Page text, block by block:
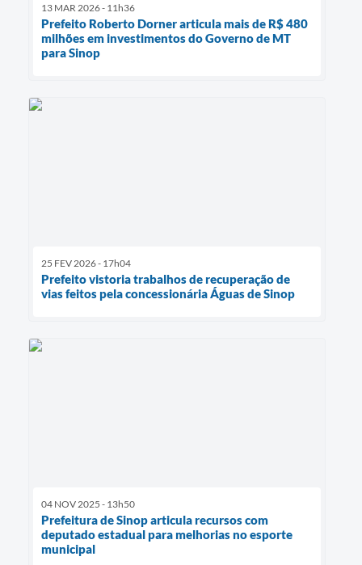
13 MAR 2026 - 11h36
Prefeito Roberto Dorner articula mais de R$ 480
milhões em investimentos do Governo de MT
para Sinop
25 FEV 2026 - 17h04
Prefeito vistoria trabalhos de recuperação de
vias feitos pela concessionária Águas de Sinop
04 NOV 2025 - 13h50
Prefeitura de Sinop articula recursos com
deputado estadual para melhorias no esporte
municipal